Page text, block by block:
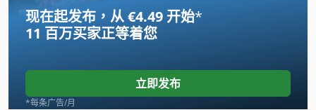
托盘 包装
托盘 货架
托盘滚筒输送机
托盘货架
现在起发布，从 €4.49 开始*
11 百万买家正等着您
立即发布
*每条广告/月